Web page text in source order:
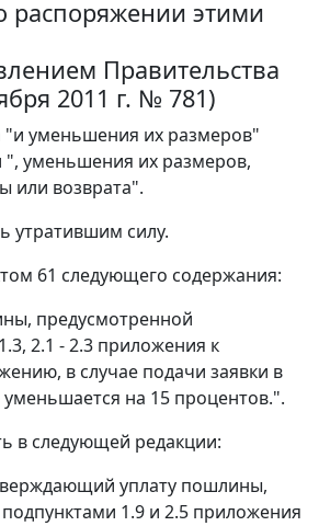
распоряжении этими
Правительства
2011 г. № 781)
"и уменьшения их размеров"
", уменьшения их размеров,
или возврата".
утратившим силу.
61 следующего содержания:
предусмотренной
2.1 - 2.3 приложения к
в случае подачи заявки в
на 15 процентов.".
в следующей редакции:
уплату пошлины,
1.9 и 2.5 приложения